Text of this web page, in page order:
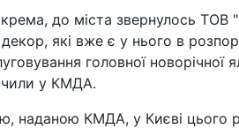
до міста звернулось
які вже є у нього в
головної
у КМДА.
наданою КМДА, у Києві цього